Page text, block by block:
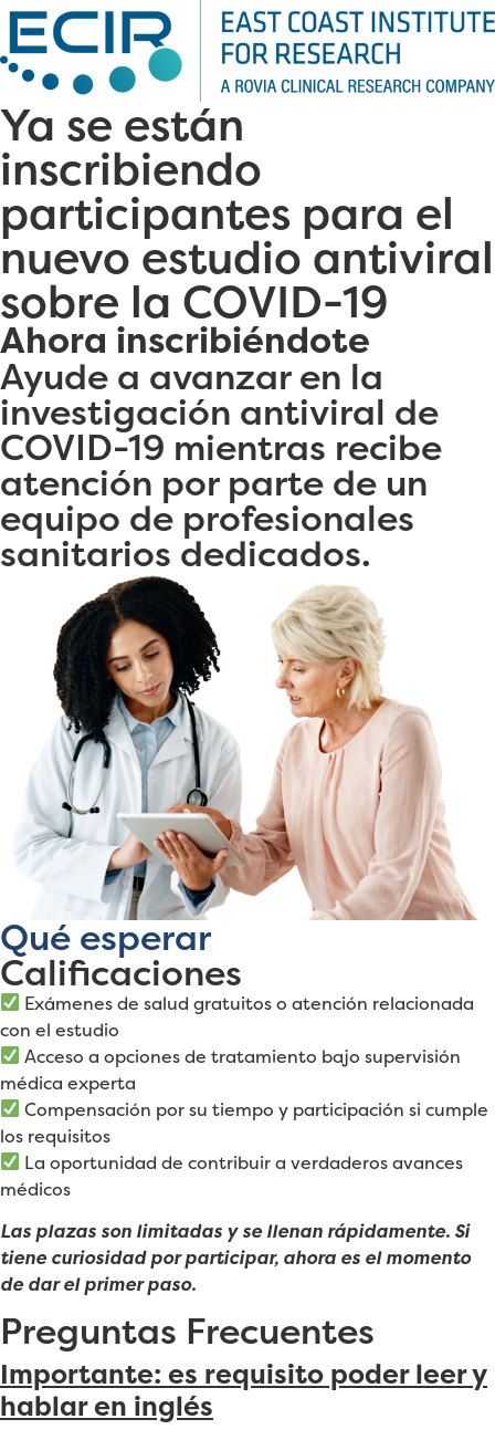
Ya se están
inscribiendo
participantes para el
nuevo estudio antiviral
sobre la COVID-19
Ahora inscribiéndote
Ayude a avanzar en la
investigación antiviral de
COVID-19 mientras recibe
atención por parte de un
equipo de profesionales
sanitarios dedicados.
Qué esperar
Calificaciones
Exámenes de salud gratuitos o atención relacionada
con el estudio
Acceso a opciones de tratamiento bajo supervisión
médica experta
Compensación por su tiempo y participación si cumple
los requisitos
La oportunidad de contribuir a verdaderos avances
médicos
Las plazas son limitadas y se llenan rápidamente. Si
tiene curiosidad por participar, ahora es el momento
de dar el primer paso.
Preguntas Frecuentes
Importante: es requisito poder leer y
hablar en inglés